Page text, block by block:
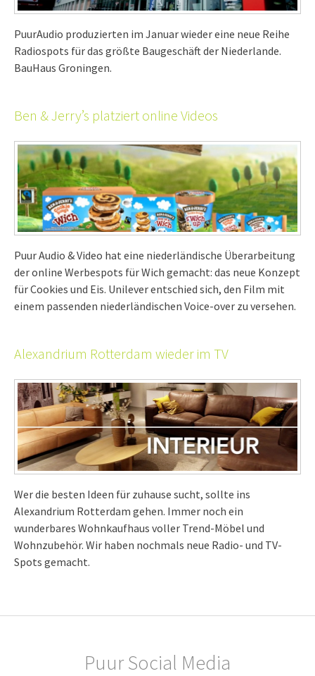
PuurAudio produzierten im Januar wieder eine neue Reihe
Radiospots für das größte Baugeschäft der Niederlande.
BauHaus Groningen.
Ben & Jerry’s platziert online Videos
Puur Audio & Video hat eine niederländische Überarbeitung
der online Werbespots für Wich gemacht: das neue Konzept
für Cookies und Eis. Unilever entschied sich, den Film mit
einem passenden niederländischen Voice-over zu versehen.
Alexandrium Rotterdam wieder im TV
Wer die besten Ideen für zuhause sucht, sollte ins
Alexandrium Rotterdam gehen. Immer noch ein
wunderbares Wohnkaufhaus voller Trend-Möbel und
Wohnzubehör. Wir haben nochmals neue Radio- und TV-
Spots gemacht.
Puur Social Media